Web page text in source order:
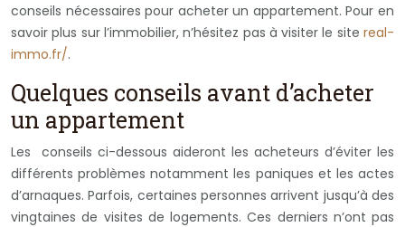
conseils nécessaires pour acheter un appartement. Pour en
savoir plus sur l’immobilier, n’hésitez pas à visiter le site real-
immo.fr/.
Quelques conseils avant d’acheter
un appartement
Les conseils ci-dessous aideront les acheteurs d’éviter les
différents problèmes notamment les paniques et les actes
d’arnaques. Parfois, certaines personnes arrivent jusqu’à des
vingtaines de visites de logements. Ces derniers n’ont pas